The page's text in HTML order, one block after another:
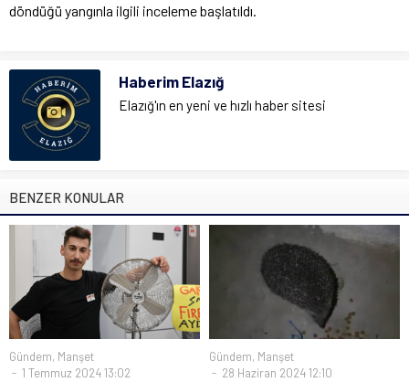
döndüğü yangınla ilgili inceleme başlatıldı.
Haberim Elazığ
Elazığ'ın en yeni ve hızlı haber sitesi
BENZER KONULAR
Gündem, Manşet
1 Temmuz 2024 13:02
Gündem, Manşet
28 Haziran 2024 12:10